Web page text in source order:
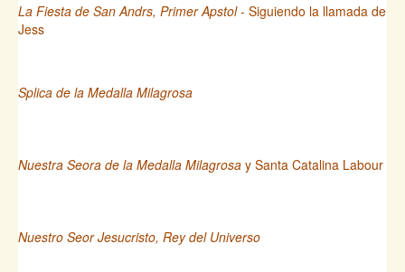
La Fiesta de San Andrs, Primer Apstol- Siguiendo la llamada de
Jess
Splica de la Medalla Milagrosa
Nuestra Seora de la Medalla Milagrosa y Santa Catalina Labour
Nuestro Seor Jesucristo, Rey del Universo